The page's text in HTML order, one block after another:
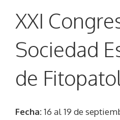
XXI
Sociedad
de
Fecha:16 al 19 de